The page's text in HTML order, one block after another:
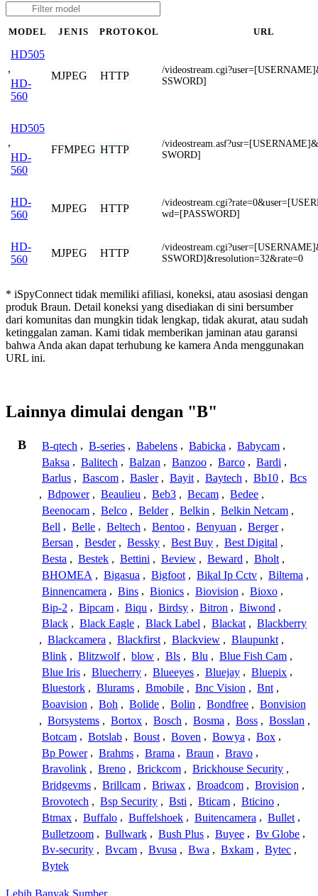
MODEL JENIS PROTOKOL URL
HD505
,
HD-
560
MJPEG HTTP
/
SSWORD]
HD505
,
HD-
560
FFMPEG HTTP
/
SWORD]
HD-
560
MJPEG HTTP
/
wd=[PASSWORD]
HD-
560
MJPEG HTTP
/
SSWORD]&resolution=32&rate=0
* iSpyConnect tidak memiliki afiliasi, koneksi, atau asosiasi dengan
produk Braun. Detail koneksi yang disediakan di sini bersumber
dari komunitas dan mungkin tidak lengkap, tidak akurat, atau sudah
ketinggalan zaman. Kami tidak memberikan jaminan atau garansi
bahwa Anda akan dapat terhubung ke kamera Anda menggunakan
URL ini.
Lainnya dimulai dengan "B"
B B-qtech , B-series , Babelens , Babicka , Babycam ,
Baksa , Balitech , Balzan , Banzoo , Barco , Bardi ,
Barlus , Bascom , Basler , Bayit , Baytech , Bb10 , Bcs
, Bdpower , Beaulieu , Beb3 , Becam , Bedee ,
Beenocam , Belco , Belder , Belkin , Belkin Netcam ,
Bell , Belle , Beltech , Bentoo , Benyuan , Berger ,
Bersan , Besder , Bessky , Best Buy , Best Digital ,
Besta , Bestek , Bettini , Beview , Beward , Bholt ,
BHOMEA , Bigasua , Bigfoot , Bikal Ip Cctv , Biltema ,
Binnencamera , Bins , Bionics , Biovision , Bioxo ,
Bip-2 , Bipcam , Biqu , Birdsy , Bitron , Biwond ,
Black , Black Eagle , Black Label , Blackat , Blackberry
, Blackcamera , Blackfirst , Blackview , Blaupunkt ,
Blink , Blitzwolf , blow , Bls , Blu , Blue Fish Cam ,
Blue Iris , Bluecherry , Blueeyes , Bluejay , Bluepix ,
Bluestork , Blurams , Bmobile , Bnc Vision , Bnt ,
Boavision , Boh , Bolide , Bolin , Bondfree , Bonvision
, Borsystems , Bortox , Bosch , Bosma , Boss , Bosslan ,
Botcam , Botslab , Boust , Boven , Bowya , Box ,
Bp Power , Brahms , Brama , Braun , Bravo ,
Bravolink , Breno , Brickcom , Brickhouse Security ,
Bridgevms , Brillcam , Briwax , Broadcom , Brovision ,
Brovotech , Bsp Security , Bsti , Bticam , Bticino ,
Btmax , Buffalo , Buffelshoek , Buitencamera , Bullet ,
Bulletzoom , Bullwark , Bush Plus , Buyee , Bv Globe ,
Bv-security , Bvcam , Bvusa , Bwa , Bxkam , Bytec ,
Bytek